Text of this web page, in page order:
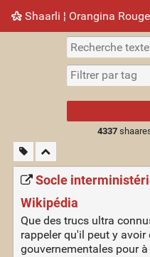
Shaarli ¦ Orangina Rouge
Nuage de tags Mur
4337
Socle
Wikipédia
Que des trucs ultra
rappeler qu'il peut y
gouvernementales pour à